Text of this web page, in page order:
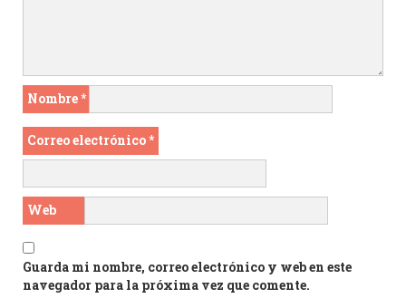
Nombre*
Correo electrónico*
Web
Guarda mi nombre, correo electrónico y web en este
navegador para la próxima vez que comente.